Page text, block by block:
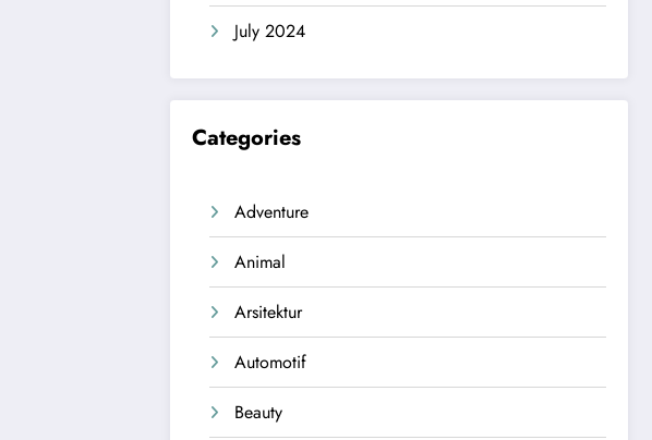
July 2024
Categories
Adventure
Animal
Arsitektur
Automotif
Beauty